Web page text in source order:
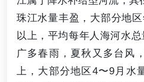
珠江水量丰盈，大部分地
以上，平均每年人海河水总
广多春雨，夏秋又多台风
上，大部分地区4〜9月水